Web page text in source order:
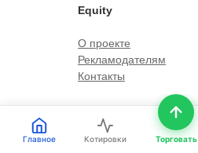
Equity
О проекте
Рекламодателям
Контакты
Мы в СМИ
Главное Котировки Торговать